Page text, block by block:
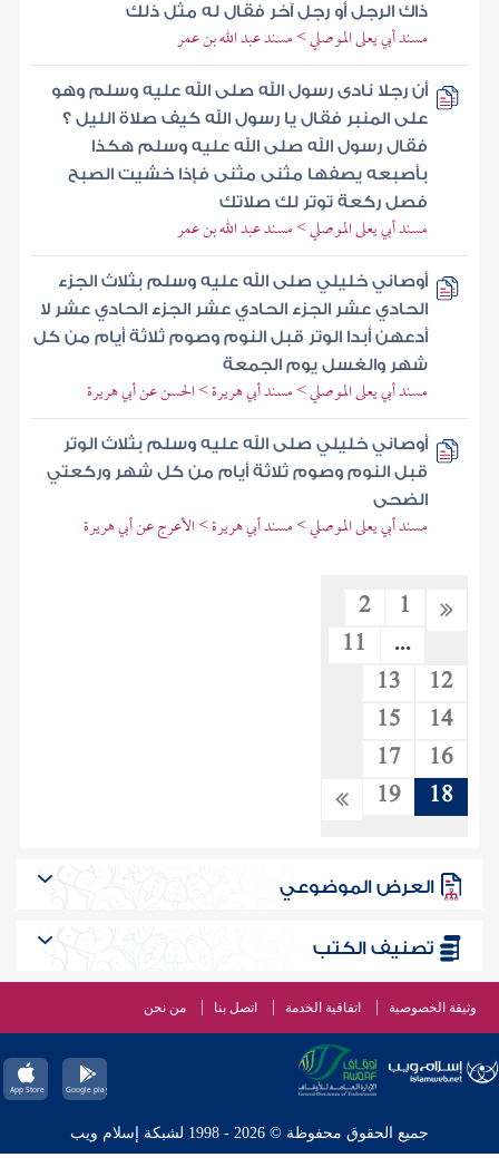
ذاك الرجل أو رجل آخر فقال له مثل ذلك
مسند أبي يعلى الموصلي > مسند عبد الله بن عمر
أن رجلا نادى رسول الله صلى الله عليه وسلم وهو
على المنبر فقال يا رسول الله كيف صلاة الليل ؟
فقال رسول الله صلى الله عليه وسلم هكذا
بأصبعه يصفها مثنى مثنى فإذا خشيت الصبح
فصل ركعة توتر لك صلاتك
مسند أبي يعلى الموصلي > مسند عبد الله بن عمر
أوصاني خليلي صلى الله عليه وسلم بثلاث الجزء
الحادي عشر الجزء الحادي عشر الجزء الحادي عشر لا
أدعهن أبدا الوتر قبل النوم وصوم ثلاثة أيام من كل
شهر والغسل يوم الجمعة
مسند أبي يعلى الموصلي > مسند أبي هريرة > الحسن عن أبي هريرة
أوصاني خليلي صلى الله عليه وسلم بثلاث الوتر
قبل النوم وصوم ثلاثة أيام من كل شهر وركعتي
الضحى
مسند أبي يعلى الموصلي > مسند أبي هريرة > الأعرج عن أبي هريرة
1
2
...
11
12
13
14
15
16
17
18
19
العرض الموضوعي
تصنيف الكتب
وثيقة الخصوصية اتفاقية الخدمة اتصل بنا من نحن
جميع الحقوق محفوظة © 2026 - 1998 لشبكة إسلام ويب